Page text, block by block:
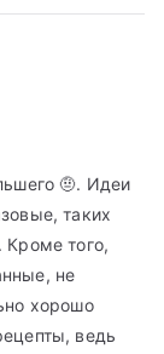
🤨. Идеи
таких
Кроме того,
не
хорошо
ведь